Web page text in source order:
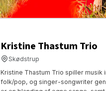
Kristine Thastum Trio
Skødstrup
Kristine Thastum Trio spiller musik
folk/pop, og singer-songwriter